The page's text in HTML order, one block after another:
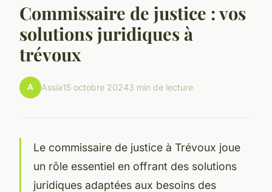
Commissaire de justice : vos
solutions juridiques à
trévoux
A Assia15 octobre 20243 min de lecture
Le commissaire de justice à Trévoux joue
un rôle essentiel en offrant des solutions
juridiques adaptées aux besoins des